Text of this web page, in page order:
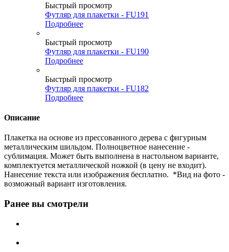
Быстрый просмотр
Футляр для плакетки - FU191
Подробнее
Быстрый просмотр
Футляр для плакетки - FU190
Подробнее
Быстрый просмотр
Футляр для плакетки - FU182
Подробнее
Описание
Плакетка на основе из прессованного дерева с фигурным
металлическим шильдом. Полноцветное нанесение -
сублимация. Может быть выполнена в настольном варианте,
комплектуется металлической ножкой (в цену не входит).
Нанесение текста или изображения бесплатно. *Вид на фото -
возможный вариант изготовления.
Ранее вы смотрели